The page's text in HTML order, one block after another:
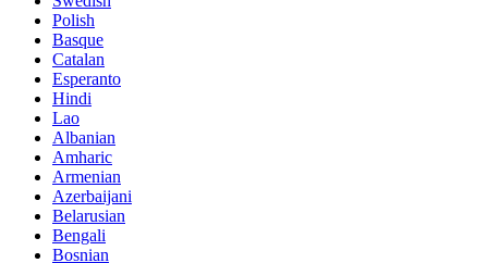
Polish
Basque
Catalan
Esperanto
Hindi
Lao
Albanian
Amharic
Armenian
Azerbaijani
Belarusian
Bengali
Bosnian